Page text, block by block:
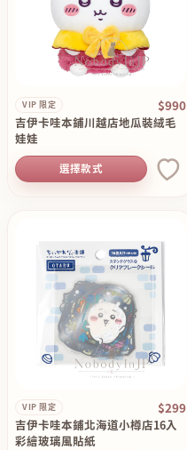
VIP 限定 $990
吉伊卡哇本鋪川越店地瓜裝絨毛
娃娃
選擇款式
VIP 限定 $299
吉伊卡哇本鋪北海道小樽店16入
彩繪玻璃風貼紙